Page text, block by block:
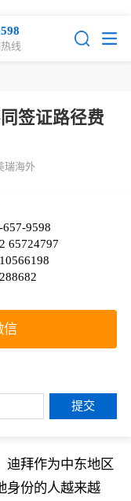
线
签证路径费
瑞海外
657-9598
65724797
信
提交
迪拜作为中东地区
身份的人越来越